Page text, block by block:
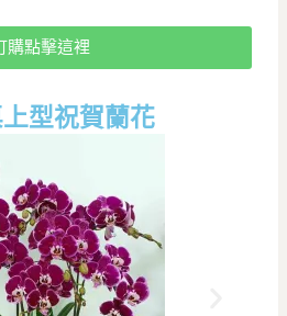
購點擊這裡
型祝賀蘭花